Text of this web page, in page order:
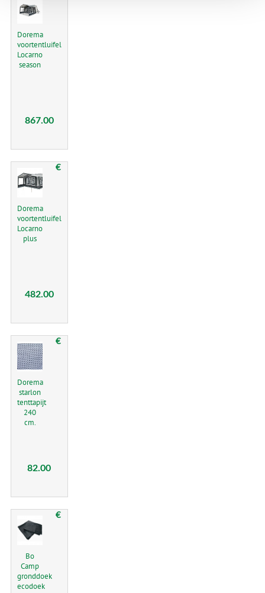
Dorema
voortentluifel
Locarno
season
867.00
Dorema
voortentluifel
Locarno
plus
€
482.00
Dorema
starlon
tenttapijt
240
cm.
€
82.00
Bo
Camp
gronddoek
ecodoek
€